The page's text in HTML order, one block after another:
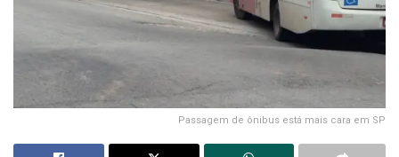
Passagem de ônibus está mais cara em SP